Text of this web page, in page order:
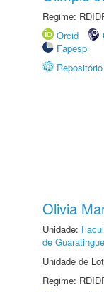
Regime:
Orcid
Fapesp
Olivia
Unidade:
de
Unidade de
Regime: